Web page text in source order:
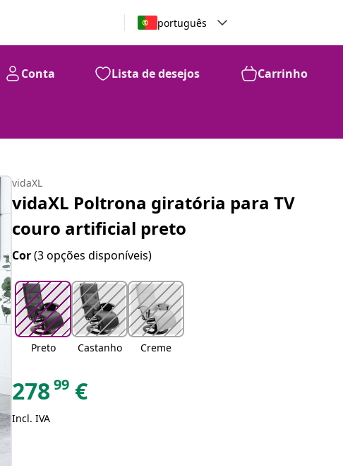
português
Conta Lista de desejos Carrinho
99
vidaXL
vidaXL Poltrona giratória para TV
couro artificial preto
Cor(3 opções disponíveis)
Preto Castanho Creme
27899 €
Incl. IVA